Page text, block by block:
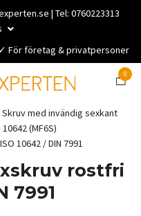
| Tel: 0760223313
För företag & privatpersoner
0
med invändig sexkant
(MF6S)
10642 / DIN 7991
rostfri
7991